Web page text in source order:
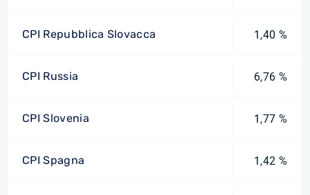
CPI Repubblica Slovacca 1,40 %
CPI Russia 6,76 %
CPI Slovenia 1,77 %
CPI Spagna 1,42 %